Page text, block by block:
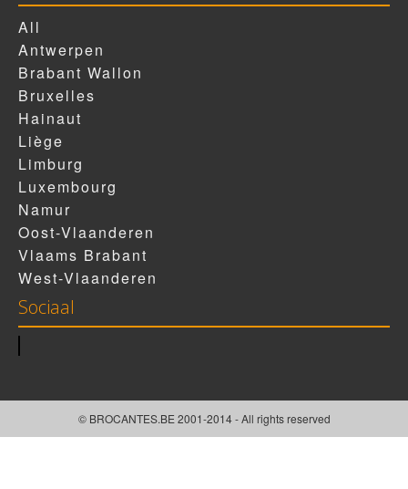
All
Antwerpen
Brabant Wallon
Bruxelles
Hainaut
Liège
Limburg
Luxembourg
Namur
Oost-Vlaanderen
Vlaams Brabant
West-Vlaanderen
Sociaal
© BROCANTES.BE 2001-2014 - All rights reserved